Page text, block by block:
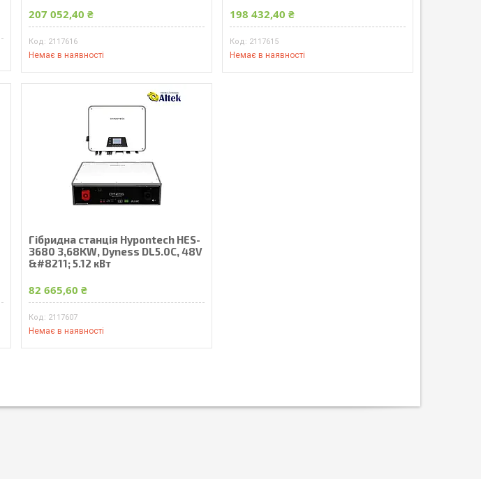
207 052,40 ₴
2117616
Немає в наявності
198 432,40 ₴
2117615
Немає в наявності
Гібридна станція Hypontech HES-
3680 3,68KW, Dyness DL5.0C, 48V
&#8211; 5.12 кВт
82 665,60 ₴
2117607
Немає в наявності